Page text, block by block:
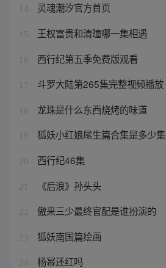
14 灵魂潮汐官方首页
15 王权富贵和清瞳哪一集相遇
16 西行纪第五季免费版观看
17 斗罗大陆第265集完整视频播放
18 龙珠是什么东西烧烤的味道
19 狐妖小红娘尾生篇合集是多少集
20 西行纪46集
21 《后浪》孙头头
22 傲来三少最终官配是谁扮演的
23 狐妖南国篇绘画
24 杨幂还红吗